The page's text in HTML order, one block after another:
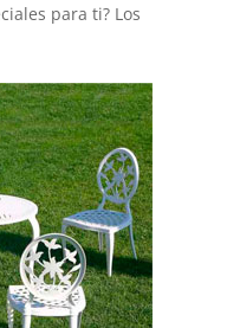
para ti? Los